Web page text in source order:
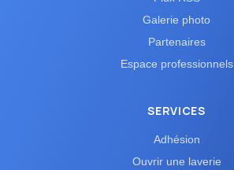
Galerie photo
Partenaires
Espace professionnels
SERVICES
Adhésion
Ouvrir une laverie